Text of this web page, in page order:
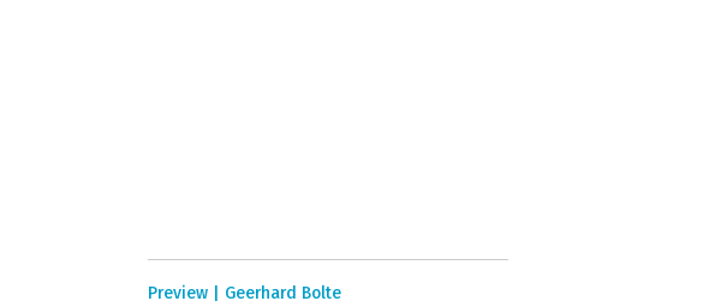
Preview | Geerhard Bolte